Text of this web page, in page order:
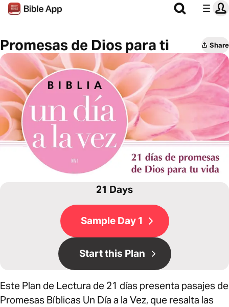
Promesas de Dios para ti Share
21 Days
Sample Day 1
Start this Plan
Este Plan de Lectura de 21 días presenta pasajes de
Promesas Bíblicas Un Día a la Vez, que resalta las